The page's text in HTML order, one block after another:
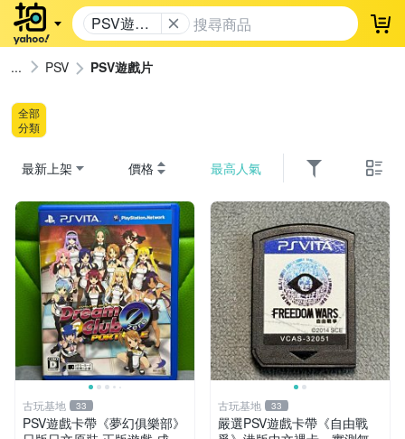
PSV遊戲
片
登
PSV PSV遊戲片
全部
分類
最新上架 價格 最高人氣
古玩基地 33
PSV遊戲卡帶《夢幻俱樂部》
古玩基地 33
嚴選PSV遊戲卡帶《自由戰